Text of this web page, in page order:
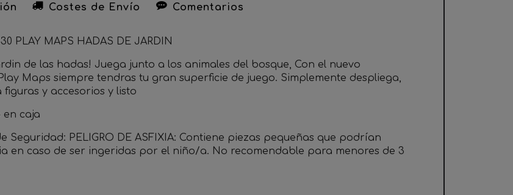
Costes de Envío Comentarios
PLAY MAPS HADAS DE JARDIN
de las hadas! Juega junto a los animales del bosque, Con el nuevo
Maps siempre tendras tu gran superficie de juego. Simplemente despliega,
figuras y accesorios y listo
en caja
Seguridad: PELIGRO DE ASFIXIA: Contiene piezas pequeñas que podrían
en caso de ser ingeridas por el niño/a. No recomendable para menores de 3